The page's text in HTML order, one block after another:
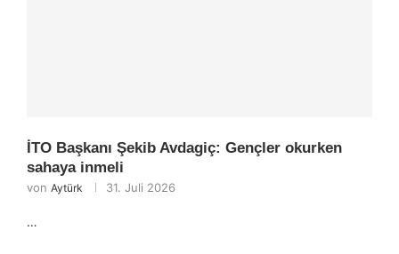
İTO Başkanı Şekib Avdagiç: Gençler okurken
sahaya inmeli
von Aytürk 31. Juli 2026
…